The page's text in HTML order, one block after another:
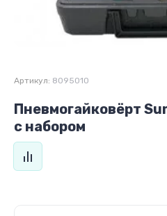
Артикул: 8095010
Пневмогайковёрт
с набором